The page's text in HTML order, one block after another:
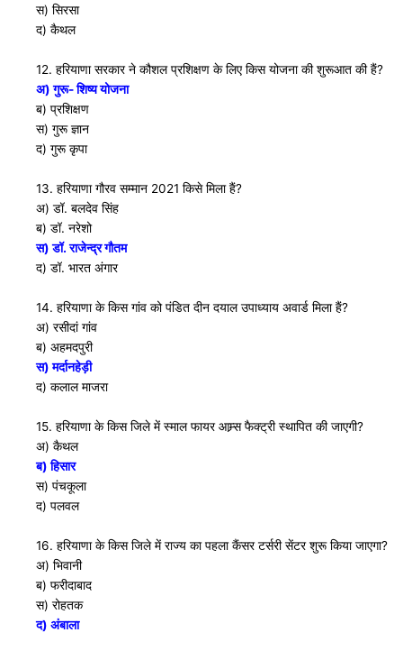
स) सिरसा
द) कैथल
12. हरियाणा सरकार ने कौशल प्रशिक्षण के लिए किस योजना की शुरूआत की हैं?
अ) गुरू- शिष्य योजना
ब) प्रशिक्षण
स) गुरू ज्ञान
द) गुरू कृपा
13. हरियाणा गौरव सम्मान 2021 किसे मिला हैं?
अ) डाॅ. बलदेव सिंह
ब) डॉ. नरेशो
स) डाॅ. राजेन्द्र गौतम
द) डाॅ. भारत अंगार
14. हरियाणा के किस गांव को पंडित दीन दयाल उपाध्याय अवार्ड मिला हैं?
अ) रसीदां गांव
ब) अहमदपुरी
स) मर्दानहेड़ी
द) कलाल माजरा
15. हरियाणा के किस जिले में स्माल फायर आम्र्स फैक्ट्री स्थापित की जाएगी?
अ) कैथल
ब) हिसार
स) पंचकूला
द) पलवल
16. हरियाणा के किस जिले में राज्य का पहला कैंसर टर्सरी सेंटर शुरू किया जाएगा?
अ) भिवानी
ब) फरीदाबाद
स) रोहतक
द) अंबाला